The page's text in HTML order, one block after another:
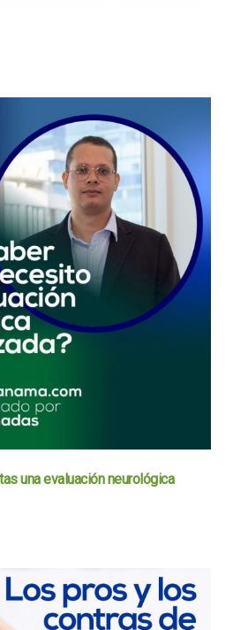
una evaluación neurológica